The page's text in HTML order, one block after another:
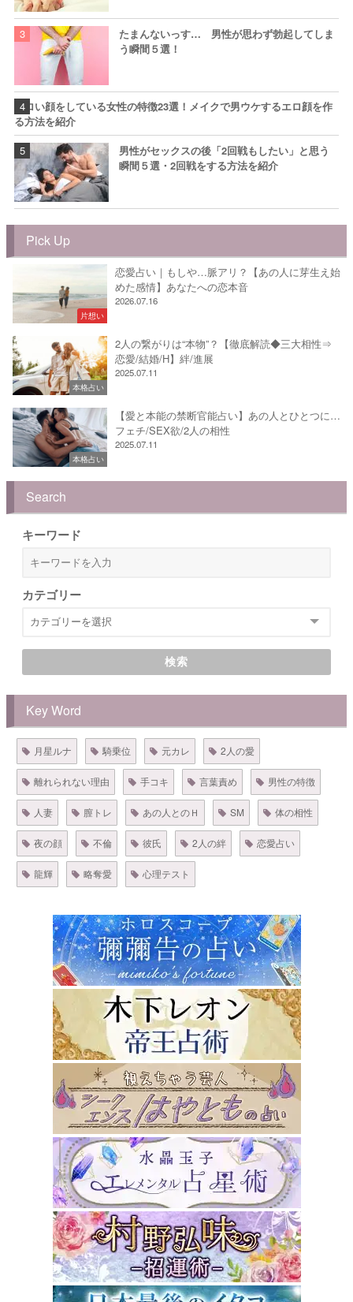
たまんないっす… 男性が思わず勃起してしま
う瞬間５選！
エロい顔をしている女性の特徴23選！メイクで男ウケするエロ顔を作
る方法を紹介
男性がセックスの後「2回戦もしたい」と思う
瞬間５選・2回戦をする方法を紹介
Pick Up
片想い
恋愛占い｜もしや…脈アリ？【あの人に芽生え始
めた感情】あなたへの恋本音
2026.07.16
本格占い
2人の繋がりは“本物”？【徹底解読◆三大相性⇒
恋愛/結婚/H】絆/進展
2025.07.11
本格占い
【愛と本能の禁断官能占い】あの人とひとつに…
フェチ/SEX欲/2人の相性
2025.07.11
Search
キーワード
カテゴリー
検索
Key Word
月星ルナ 騎乗位 元カレ 2人の愛
離れられない理由 手コキ 言葉責め 男性の特徴
人妻 膣トレ あの人とのＨ SM 体の相性
夜の顔 不倫 彼氏 2人の絆 恋愛占い
龍輝 略奪愛 心理テスト